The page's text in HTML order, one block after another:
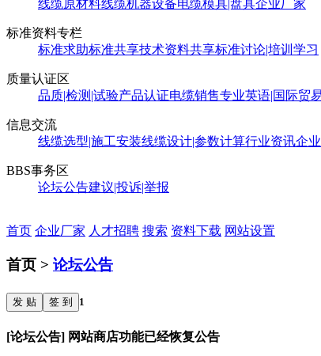
线缆原材料线缆机器设备电缆模具|盘具企业厂家
标准资料专栏
标准求助标准共享技术资料共享标准讨论|培训学习
质量认证区
品质|检测|试验产品认证电缆销售专业英语|国际贸
信息交流
线缆选型|施工安装线缆设计|参数计算行业资讯企
BBS事务区
论坛公告建议|投诉|举报
首页 企业厂家 人才招聘 搜索 资料下载 网站设置
首页 > 论坛公告
发 贴 签 到 1
[论坛公告] 网站商店功能已经恢复公告